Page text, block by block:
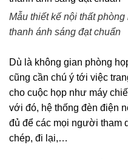
Mẫu thiết kế nội thất
thanh ánh sáng đạt chuẩn
Dù là không gian phòng
cũng cần chú ý tới việc
cho cuộc họp như máy
với đó, hệ thống đèn điện
đủ để các mọi người tham
chép, đi lại,…